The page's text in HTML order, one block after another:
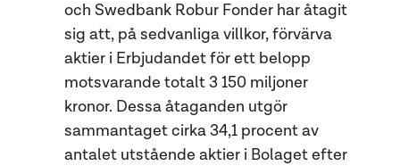
och Swedbank Robur Fonder har åtagit
sig att, på sedvanliga villkor, förvärva
aktier i Erbjudandet för ett belopp
motsvarande totalt 3 150 miljoner
kronor. Dessa åtaganden utgör
sammantaget cirka 34,1 procent av
antalet utstående aktier i Bolaget efter